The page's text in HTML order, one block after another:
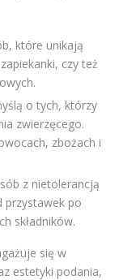
które unikają
czy też
o tych, którzy
zwierzęcego.
zbożach i
z nietolerancją
przystawek po
składników.
się w
estetyki podania,